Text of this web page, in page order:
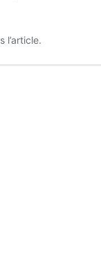
l’article.